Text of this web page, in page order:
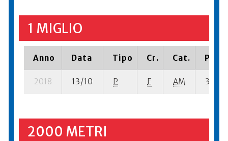
1 MIGLIO
Anno Data Tipo Cr. Cat.
2018 13/10 P E AM 3 se-
2000 METRI